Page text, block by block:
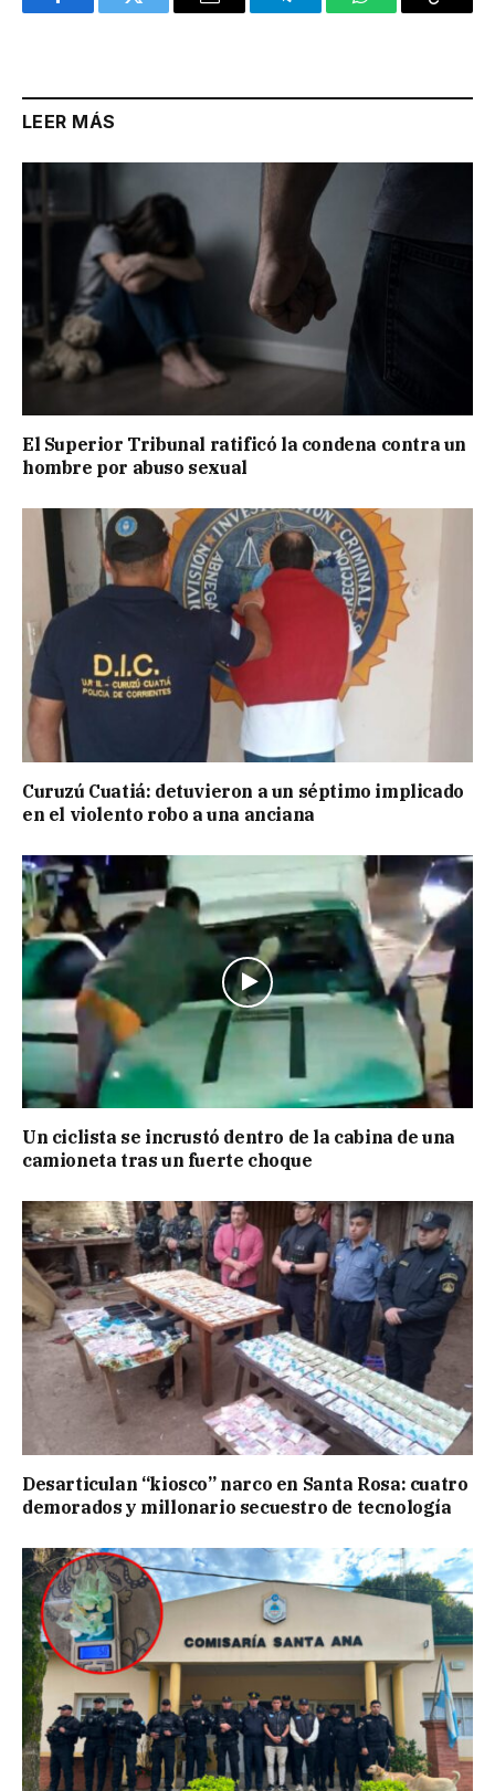
FacebookTwitter Email TelegramWhatsAppCopy
LEER MÁS
El Superior Tribunal ratificó la condena contra un
hombre por abuso sexual
Curuzú Cuatiá: detuvieron a un séptimo implicado
en el violento robo a una anciana
Un ciclista se incrustó dentro de la cabina de una
camioneta tras un fuerte choque
Desarticulan “kiosco” narco en Santa Rosa: cuatro
demorados y millonario secuestro de tecnología